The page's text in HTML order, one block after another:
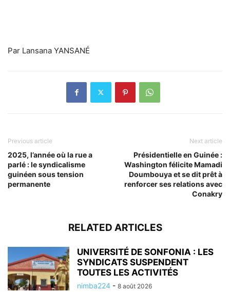
Par Lansana YANSANÉ
Previous article
2025, l’année où la rue a
parlé : le syndicalisme
guinéen sous tension
permanente
Next article
Présidentielle en Guinée :
Washington félicite Mamadi
Doumbouya et se dit prêt à
renforcer ses relations avec
Conakry
RELATED ARTICLES
UNIVERSITÉ DE SONFONIA : LES
SYNDICATS SUSPENDENT
TOUTES LES ACTIVITÉS
nimba224 - 8 août 2026